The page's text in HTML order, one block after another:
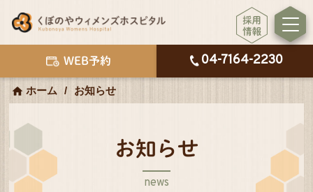
WEB予約 04-7164-2230
ホーム お知らせ
お知らせ
news